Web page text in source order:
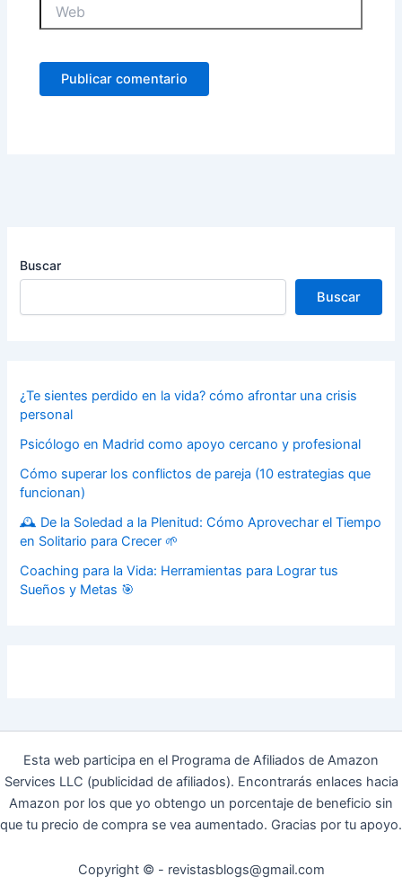
Buscar
Buscar
¿Te sientes perdido en la vida? cómo afrontar una crisis
personal
Psicólogo en Madrid como apoyo cercano y profesional
Cómo superar los conflictos de pareja (10 estrategias que
funcionan)
🕰️ De la Soledad a la Plenitud: Cómo Aprovechar el Tiempo
en Solitario para Crecer 🌱
Coaching para la Vida: Herramientas para Lograr tus
Sueños y Metas 🎯
Esta web participa en el Programa de Afiliados de Amazon
Services LLC (publicidad de afiliados). Encontrarás enlaces hacia
Amazon por los que yo obtengo un porcentaje de beneficio sin
que tu precio de compra se vea aumentado. Gracias por tu apoyo.
Copyright © - revistasblogs@gmail.com